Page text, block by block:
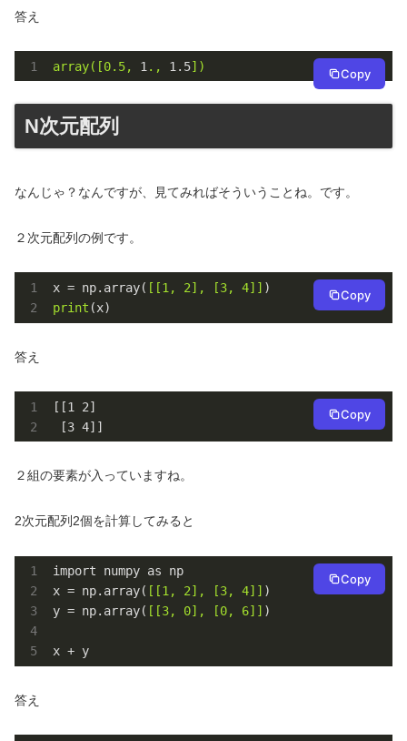
答え
array([0.5, 1 ., 1.5])
Copy
N次元配列
なんじゃ？なんですが、見てみればそういうことね。です。
２次元配列の例です。
x = np.array( [[1, 2], [3, 4]]
print (x)
Copy
答え
[[1 2]
[3 4]]
Copy
２組の要素が入っていますね。
2次元配列2個を計算してみると
import numpy as np
x = np.array( [[1, 2], [3, 4]] )
y = np.array( [[3, 0], [0, 6]] )
x + y
Copy
答え